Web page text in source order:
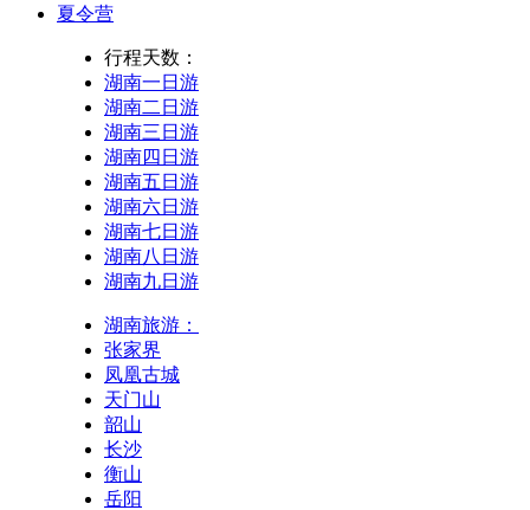
夏令营
行程天数：
湖南一日游
湖南二日游
湖南三日游
湖南四日游
湖南五日游
湖南六日游
湖南七日游
湖南八日游
湖南九日游
湖南旅游：
张家界
凤凰古城
天门山
韶山
长沙
衡山
岳阳